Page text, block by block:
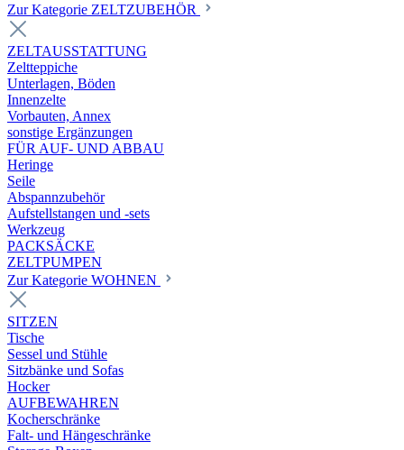
Zur Kategorie ZELTZUBEHÖR
ZELTAUSSTATTUNG
Zeltteppiche
Unterlagen, Böden
Innenzelte
Vorbauten, Annex
sonstige Ergänzungen
FÜR AUF- UND ABBAU
Heringe
Seile
Abspannzubehör
Aufstellstangen und -sets
Werkzeug
PACKSÄCKE
ZELTPUMPEN
Zur Kategorie WOHNEN
SITZEN
Tische
Sessel und Stühle
Sitzbänke und Sofas
Hocker
AUFBEWAHREN
Kocherschränke
Falt- und Hängeschränke